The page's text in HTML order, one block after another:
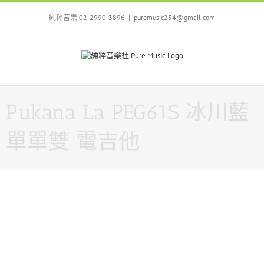
Skip
純粹音樂 02-2990-3896 | puremusic254@gmail.com
Pukana La PEG61S 冰川藍
單單雙 電吉他